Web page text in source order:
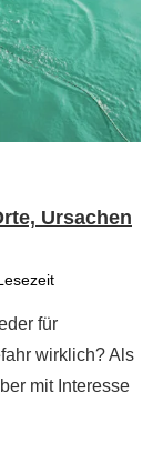
Ursachen
für
wirklich? Als
mit Interesse